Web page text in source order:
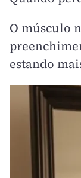
O músculo
estando